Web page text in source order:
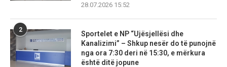
28.07.2026 15:52
2
Sportelet e NP “Ujësjellësi dhe
Kanalizimi” – Shkup nesër do të punojnë
nga ora 7:30 deri në 15:30, e mërkura
është ditë jopune